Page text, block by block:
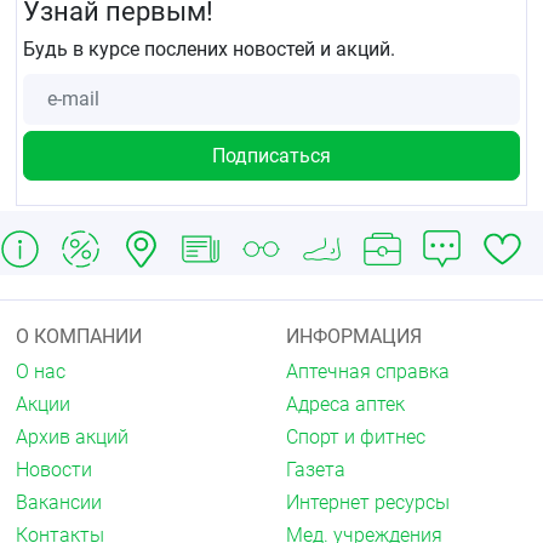
. Связь с белками плазмы крови —
71-79 ;%. Связывается также с эластином гладких
распределения, проходит через гистогематические
барьеры (в том числе плацентарный), проникает в
Выведение. Период полувыведения (T½) — 18 ;ч.
Почками выводится 60–80 ;% в виде метаболитов
кишечник — 20%.
У пациентов с почечной недостаточностью
фармакокинетика не меняется. Не кумулирует.
Показания
Артериальная гипертензия у взрослых.
Противопоказания
Повышенная чувствительность к
Узнай первым!
Будь в курсе послених новостей и акций.
О КОМПАНИИ
О нас
Акции
Архив акций
Новости
Вакансии
Контакты
ИНФОРМАЦИЯ
Аптечная справка
Адреса аптек
Спорт и фитнес
Газета
Интернет ресурсы
Мед. учреждения